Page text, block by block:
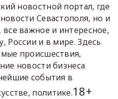
новостной портал, где
Севастополя, но и
важное и интересное,
России и в мире. Здесь
происшествия,
новости бизнеса
события в
политике.18+